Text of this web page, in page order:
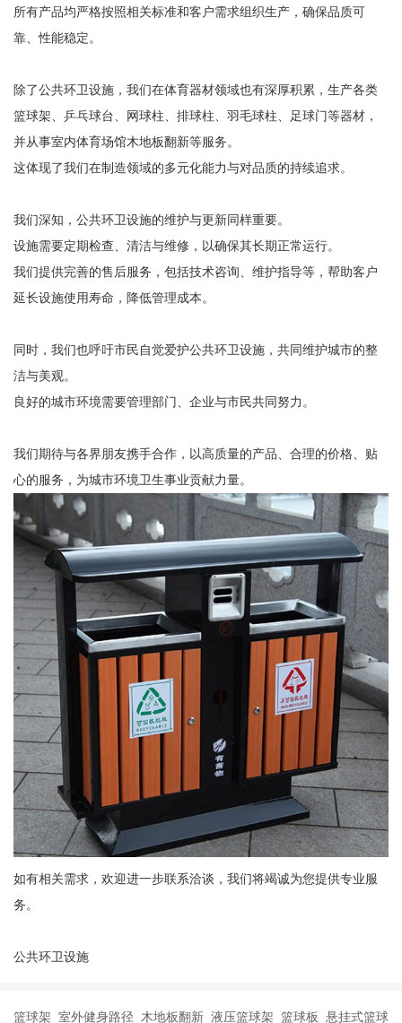
所有产品均严格按照相关标准和客户需求组织生产，确保品质可
靠、性能稳定。
除了公共环卫设施，我们在体育器材领域也有深厚积累，生产各类
篮球架、乒乓球台、网球柱、排球柱、羽毛球柱、足球门等器材，
并从事室内体育场馆木地板翻新等服务。
这体现了我们在制造领域的多元化能力与对品质的持续追求。
我们深知，公共环卫设施的维护与更新同样重要。
设施需要定期检查、清洁与维修，以确保其长期正常运行。
我们提供完善的售后服务，包括技术咨询、维护指导等，帮助客户
延长设施使用寿命，降低管理成本。
同时，我们也呼吁市民自觉爱护公共环卫设施，共同维护城市的整
洁与美观。
良好的城市环境需要管理部门、企业与市民共同努力。
我们期待与各界朋友携手合作，以高质量的产品、合理的价格、贴
心的服务，为城市环境卫生事业贡献力量。
如有相关需求，欢迎进一步联系洽谈，我们将竭诚为您提供专业服
务。
公共环卫设施
篮球架 室外健身路径 木地板翻新 液压篮球架 篮球板 悬挂式篮球